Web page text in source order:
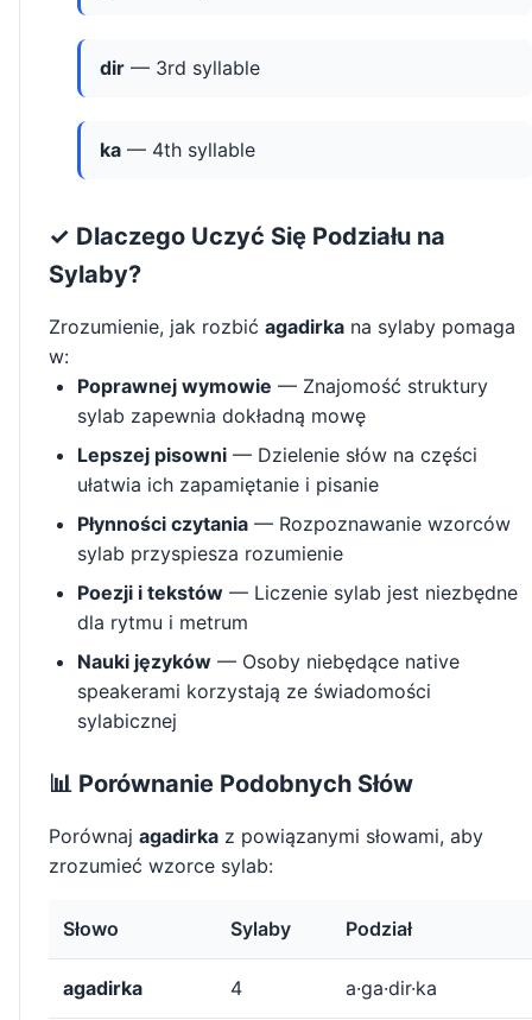
dir — 3rd syllable
ka — 4th syllable
✓ Dlaczego Uczyć Się Podziału na
Sylaby?
Zrozumienie, jak rozbić agadirka na sylaby pomaga
w:
Poprawnej wymowie — Znajomość struktury
sylab zapewnia dokładną mowę
Lepszej pisowni — Dzielenie słów na części
ułatwia ich zapamiętanie i pisanie
Płynności czytania — Rozpoznawanie wzorców
sylab przyspiesza rozumienie
Poezji i tekstów — Liczenie sylab jest niezbędne
dla rytmu i metrum
Nauki języków — Osoby niebędące native
speakerami korzystają ze świadomości
sylabicznej
📊 Porównanie Podobnych Słów
Porównaj agadirka z powiązanymi słowami, aby
zrozumieć wzorce sylab:
Słowo Sylaby Podział
agadirka 4 a·ga·dir·ka